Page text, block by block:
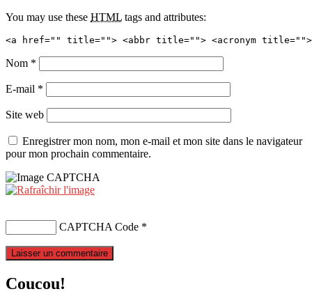
You may use these HTML tags and attributes:
<a href="" title=""> <abbr title=""> <acronym title="">
Nom *
E-mail *
Site web
Enregistrer mon nom, mon e-mail et mon site dans le navigateur
pour mon prochain commentaire.
CAPTCHA Code *
Coucou!